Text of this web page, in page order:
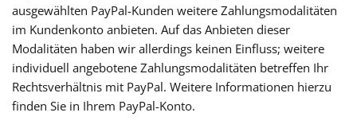
ausgewählten PayPal-Kunden weitere Zahlungsmodalitäten
im Kundenkonto anbieten. Auf das Anbieten dieser
Modalitäten haben wir allerdings keinen Einfluss; weitere
individuell angebotene Zahlungsmodalitäten betreffen Ihr
Rechtsverhältnis mit PayPal. Weitere Informationen hierzu
finden Sie in Ihrem PayPal-Konto.